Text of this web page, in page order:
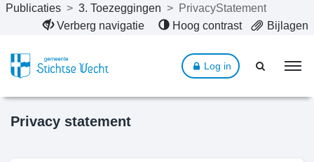
Naar hoofdinhoud
Publicaties > 3. Toezeggingen > PrivacyStatement
Verberg navigatie
Hoog contrast Bijlagen
Log in
Privacy statement